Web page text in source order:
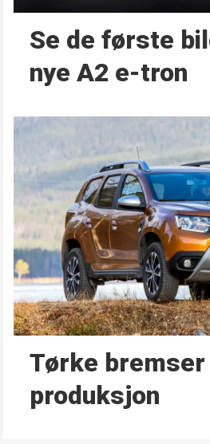
Se de første
nye A2 e-tron
Tørke
produksjon